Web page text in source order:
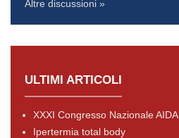
Altre discussioni »
ULTIMI ARTICOLI
XXXI Congresso Nazionale AIDA
Ipertermia total body